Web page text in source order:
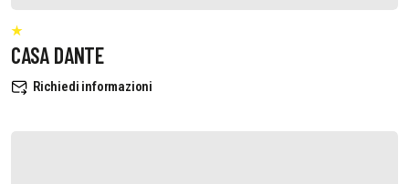
CASA DANTE
Richiedi informazioni